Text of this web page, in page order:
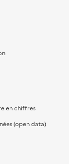
en chiffres
(open data)